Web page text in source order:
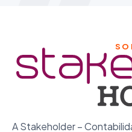
A Stakeholder –